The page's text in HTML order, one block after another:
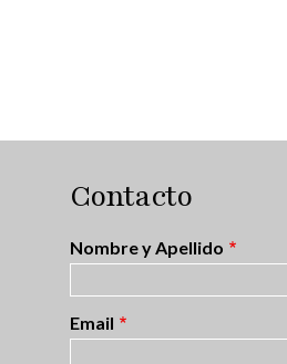
Contacto
Nombre y Apellido
Email